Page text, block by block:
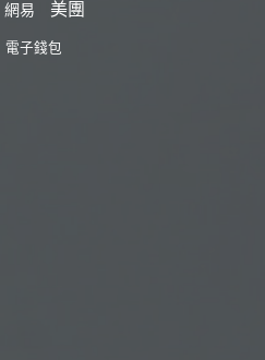
網易 美團
電子錢包